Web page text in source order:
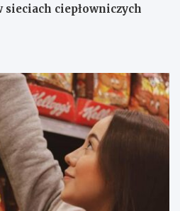
sieciach ciepłowniczych